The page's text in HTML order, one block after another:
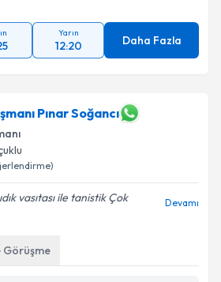
Yarın
12:20 Daha Fazla
Pınar Soğancı
vasıtası ile tanistik Çok
Devamı
Görüşme